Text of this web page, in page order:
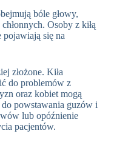
bóle głowy,
Osoby z kiłą
się na
złożone. Kiła
do problemów z
oraz kobiet mogą
powstawania guzów i
lub opóźnienie
pacjentów.